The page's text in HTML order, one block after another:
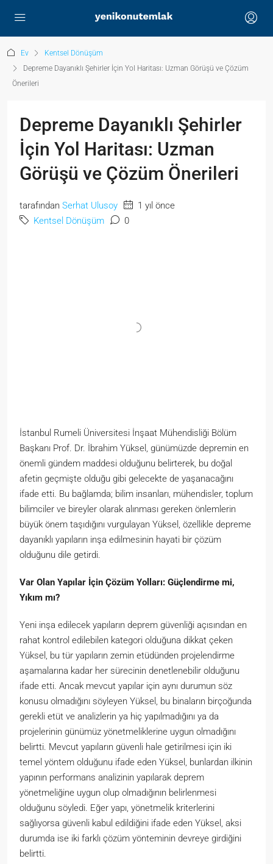
Ev
Kentsel Dönüşüm
Depreme Dayanıklı Şehirler İçin Yol Haritası: Uzman Görüşü ve Çözüm
Önerileri
Depreme Dayanıklı Şehirler
İçin Yol Haritası: Uzman
Görüşü ve Çözüm Önerileri
tarafından Serhat Ulusoy
1 yıl önce
Kentsel Dönüşüm
0
İstanbul Rumeli Üniversitesi İnşaat Mühendisliği Bölüm
Başkanı Prof. Dr. İbrahim Yüksel, günümüzde depremin en
önemli gündem maddesi olduğunu belirterek, bu doğal
afetin geçmişte olduğu gibi gelecekte de yaşanacağını
ifade etti. Bu bağlamda; bilim insanları, mühendisler, toplum
bilimciler ve bireyler olarak alınması gereken önlemlerin
büyük önem taşıdığını vurgulayan Yüksel, özellikle depreme
dayanıklı yapıların inşa edilmesinin hayati bir çözüm
olduğunu dile getirdi.
Var Olan Yapılar İçin Çözüm Yolları: Güçlendirme mi,
Yıkım mı?
Yeni inşa edilecek yapıların deprem güvenliği açısından en
rahat kontrol edilebilen kategori olduğuna dikkat çeken
Yüksel, bu tür yapıların zemin etüdünden projelendirme
aşamalarına kadar her sürecinin denetlenebilir olduğunu
ifade etti. Ancak mevcut yapılar için aynı durumun söz
konusu olmadığını söyleyen Yüksel, bu binaların birçoğunda
gerekli etüt ve analizlerin ya hiç yapılmadığını ya da
projelerinin günümüz yönetmeliklerine uygun olmadığını
belirtti. Mevcut yapıların güvenli hale getirilmesi için iki
temel yöntem olduğunu ifade eden Yüksel, bunlardan ilkinin
yapının performans analizinin yapılarak deprem
yönetmeliğine uygun olup olmadığının belirlenmesi
olduğunu söyledi. Eğer yapı, yönetmelik kriterlerini
sağlıyorsa güvenli kabul edildiğini ifade eden Yüksel, aksi
durumda ise iki farklı çözüm yönteminin devreye girdiğini
belirtti.